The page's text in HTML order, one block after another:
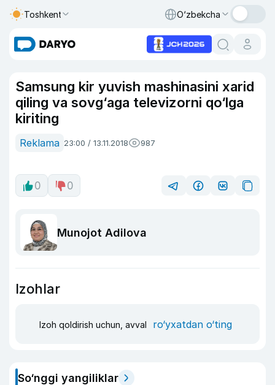
Toshkent O‘zbekcha
Samsung kir yuvish mashinasini xarid
qiling va sovg‘aga televizorni qo‘lga
kiriting
Reklama 23:00 / 13.11.2018 987
0 0
Munojot Adilova
Izohlar
Izoh qoldirish uchun, avval ro‘yxatdan o‘ting
So‘nggi yangiliklar